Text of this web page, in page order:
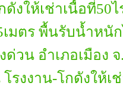
ดังให้เช่าเนื้อที่
เมตร พื้นรับน้ำหนั
วน อำเภอเมือง
โรงงาน-โกดังให้